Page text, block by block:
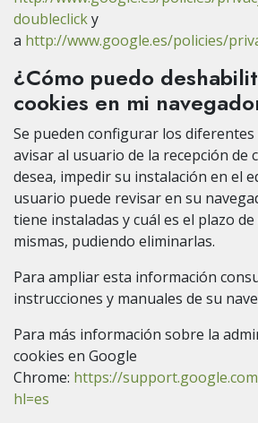
doubleclicky
a http://www.google.es/policies/
¿Cómo puedo
cookies en mi
Se pueden configurar los
avisar al usuario de la recepción de
desea, impedir su instalación en el
usuario puede revisar en su
tiene instaladas y cuál es el plazo de
mismas, pudiendo eliminarlas.
Para ampliar esta información
instrucciones y manuales de su
Para más información sobre la
cookies en Google
Chrome: https://
hl=es